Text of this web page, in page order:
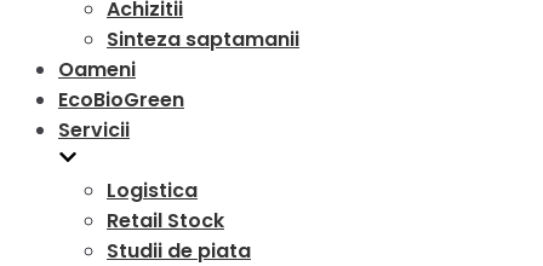
Achizitii
Sinteza saptamanii
Oameni
EcoBioGreen
Servicii
Logistica
Retail Stock
Studii de piata